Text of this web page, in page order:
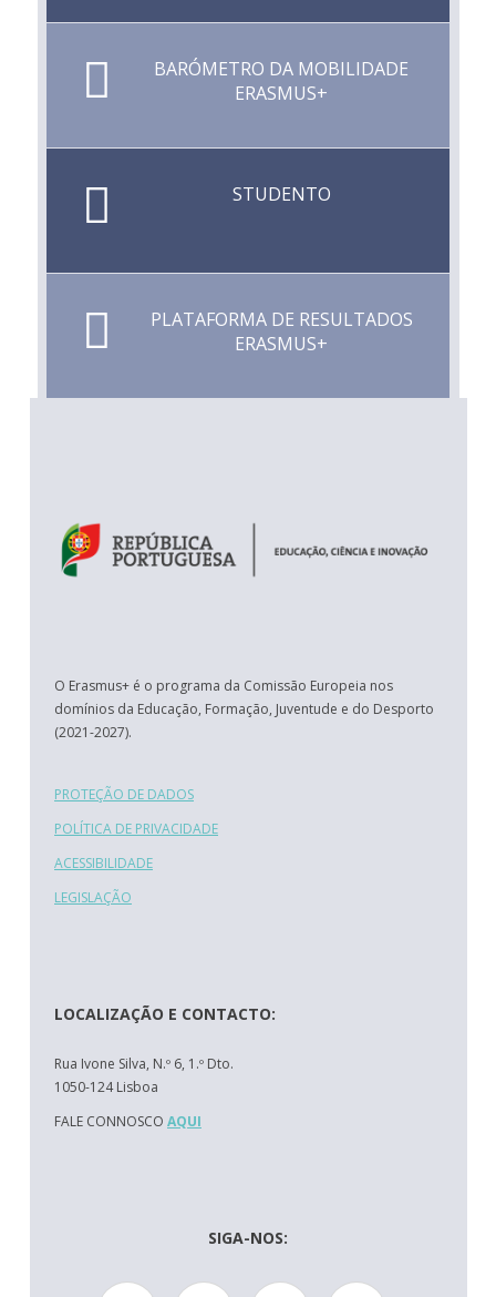
BARÓMETRO DA MOBILIDADE
ERASMUS+
STUDENTO
PLATAFORMA DE RESULTADOS
ERASMUS+
O Erasmus+ é o programa da Comissão Europeia nos
domínios da Educação, Formação, Juventude e do Desporto
(2021-2027).
PROTEÇÃO DE DADOS
POLÍTICA DE PRIVACIDADE
ACESSIBILIDADE
LEGISLAÇÃO
LOCALIZAÇÃO E CONTACTO:
Rua Ivone Silva, N.º 6, 1.º Dto.
1050-124 Lisboa
FALE CONNOSCO AQUI
SIGA-NOS: